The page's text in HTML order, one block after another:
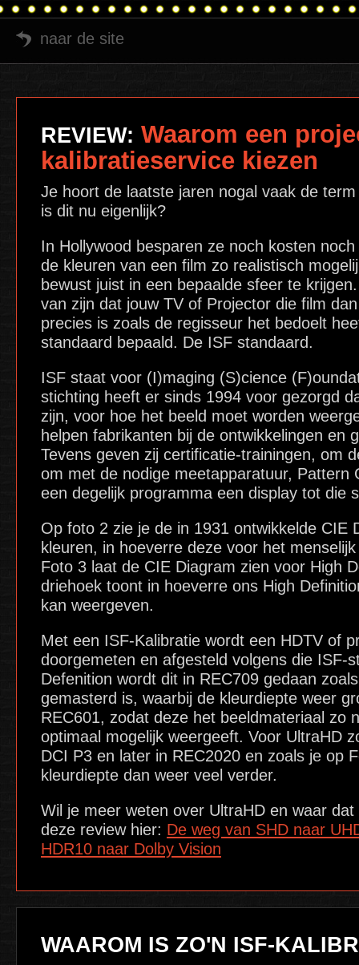
naar de site
REVIEW: Waarom een
kalibratieservice kiezen
Je hoort de laatste jaren nogal vaak de
is dit nu eigenlijk?
In Hollywood besparen ze noch kosten
de kleuren van een film zo realistisch
bewust juist in een bepaalde sfeer te
van zijn dat jouw TV of Projector die film
precies is zoals de regisseur het bedoelt
standaard bepaald. De ISF standaard.
ISF staat voor (I)maging (S)cience
stichting heeft er sinds 1994 voor gezorgd
zijn, voor hoe het beeld moet worden
helpen fabrikanten bij de ontwikkelingen en
Tevens geven zij certificatie-trainingen, om
om met de nodige meetapparatuur, Pattern
een degelijk programma een display tot die
Op foto 2 zie je de in 1931 ontwikkelde CIE
kleuren, in hoeverre deze voor het
Foto 3 laat de CIE Diagram zien voor High
driehoek toont in hoeverre ons High
kan weergeven.
Met een ISF-Kalibratie wordt een HDTV of
doorgemeten en afgesteld volgens die ISF-
Defenition wordt dit in REC709 gedaan
gemasterd is, waarbij de kleurdiepte weer
REC601, zodat deze het beeldmateriaal zo
optimaal mogelijk weergeeft. Voor UltraHD
DCI P3 en later in REC2020 en zoals je op
kleurdiepte dan weer veel verder.
Wil je meer weten over UltraHD en waar
deze review hier: De weg van SHD naar
HDR10 naar Dolby Vision
WAAROM IS ZO'N ISF-